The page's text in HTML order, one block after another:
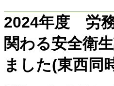
2024年度 労
関わる安全衛
ました(東西同